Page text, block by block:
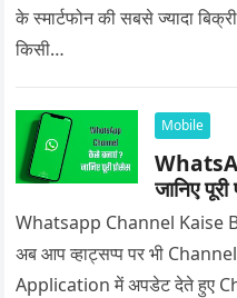
के स्मार्टफोन की सबसे ज्यादा
किसी…
Mobile
जानिए
Whatsapp Channel Kaise
अब आप व्हाट्सप्प पर भी
Application में अपडेट देते हुए